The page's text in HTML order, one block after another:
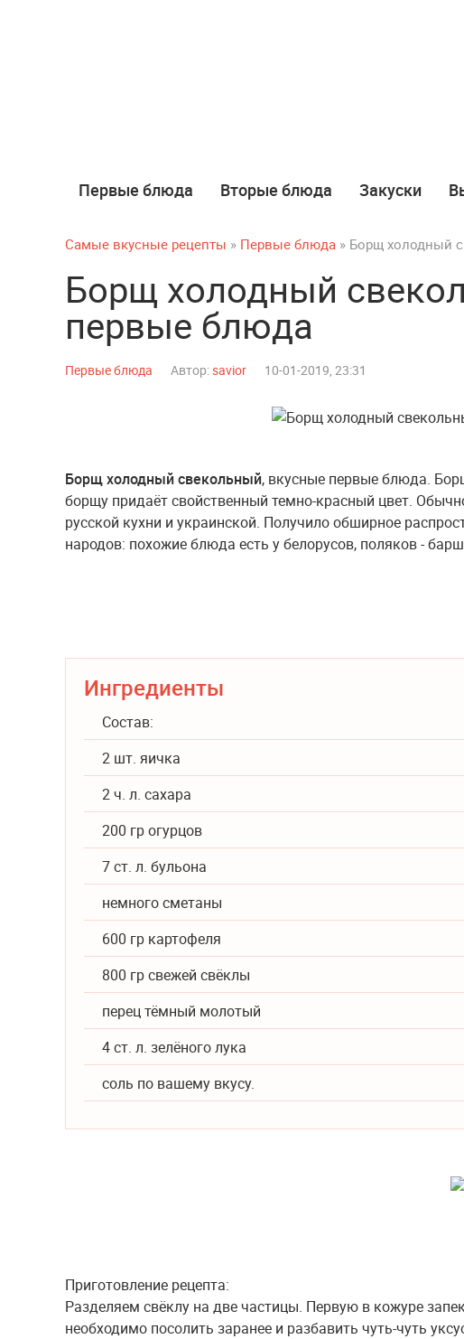
Первые блюда Вторые блюда Закуски
Самые вкусные рецепты » Первые блюда » Борщ холодный
Борщ холодный
первые блюда
Первые блюда Автор:savior 10-01-2019, 23:31
Борщ холодный свекольный, вкусные первые блюда.
борщу придаёт свойственный темно-красный цвет.
русской кухни и украинской. Получило обширное
народов: похожие блюда есть у белорусов, поляков -
Ингредиенты
Состав:
2 шт. яичка
2 ч. л. сахара
200 гр огурцов
7 ст. л. бульона
немного сметаны
600 гр картофеля
800 гр свежей свёклы
перец тёмный молотый
4 ст. л. зелёного лука
соль по вашему вкусу.
Приготовление рецепта:
Разделяем свёклу на две частицы. Первую в кожуре
необходимо посолить заранее и разбавить чуть-чуть